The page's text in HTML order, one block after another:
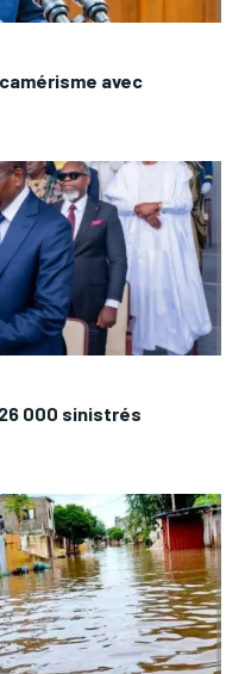
avec
000 sinistrés